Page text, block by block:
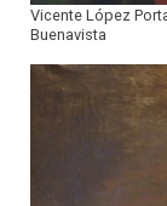
Vicente López
Buenavista